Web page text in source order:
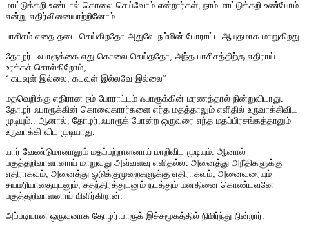
மாட்டுக்கறி உண்டால் கொலை செய்வோம் என்றார்கள், நாம் மாட்டுக்கறி உண்போம்
என்று எதிர்வினையாற்றினோம்.
பாசிசம் எதை தடை செய்கிறதோ அதுவே நம்மின் போராட்ட ஆயுதமாக மாறுகிறது.
தோழர். ஃபாரூக்கை எது கொலை செய்ததோ, அந்த பாசிசத்திற்கு எதிராய்
உரக்கச் சொல்கிறோம்,
“ கடவுள் இல்லை, கடவுள் இல்லவே இல்லை”
மதவெறிக்கு எதிரான நம் போராட்டம் ஃபாரூக்கின் மரணத்தால் நின்றுவிடாது.
தோழர் ஃபாரூக்கின் கொலைகாரர்களை எந்த மதத்தாலும் எளிதில் உருவாக்கிவிட
முடியும்.. ஆனால், தோழர்,ஃபாரூக் போன்ற ஒருவரை எந்த மதப்பிரசங்கத்தாலும்
உருவாக்கி விட முடியாது.
யார் வேண்டுமானாலும் மதப்பற்றாளனாய் மாறிவிட முடியும். ஆனால்
பகுத்தறிவாளானாய் மாறுவது அவ்வளவு எளிதல்ல. அனைத்து அநீதிகளுக்கு
எதிராகவும், அனைத்து ஒடுக்குமுறைகளுக்கு எதிராகவும், அனைவரையும்
சுயமரியாதையுடனும், சுதந்திரத்துடனும் நடத்தும் மனதினை கொண்டவனே
பகுத்தறிவாளனாய் மிளிர்கிறான்.
அப்படியான ஒருவனாக தோழர்.பாரூக் இச்சமூகத்தில் நிமிர்ந்து நின்றார்.